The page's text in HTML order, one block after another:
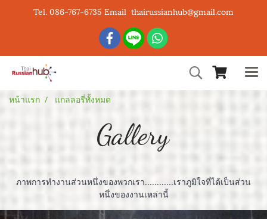
Tel. 086-767-6735 Email thairussianhub@gmail.com
หน้าแรก แกลลอรี่ทั้งหมด
Gallery
ภาพการทำงานส่วนหนึ่งของพวกเรา............เราภูมิใจที่ได้เป็นส่วน
หนึ่งของงานเหล่านี้